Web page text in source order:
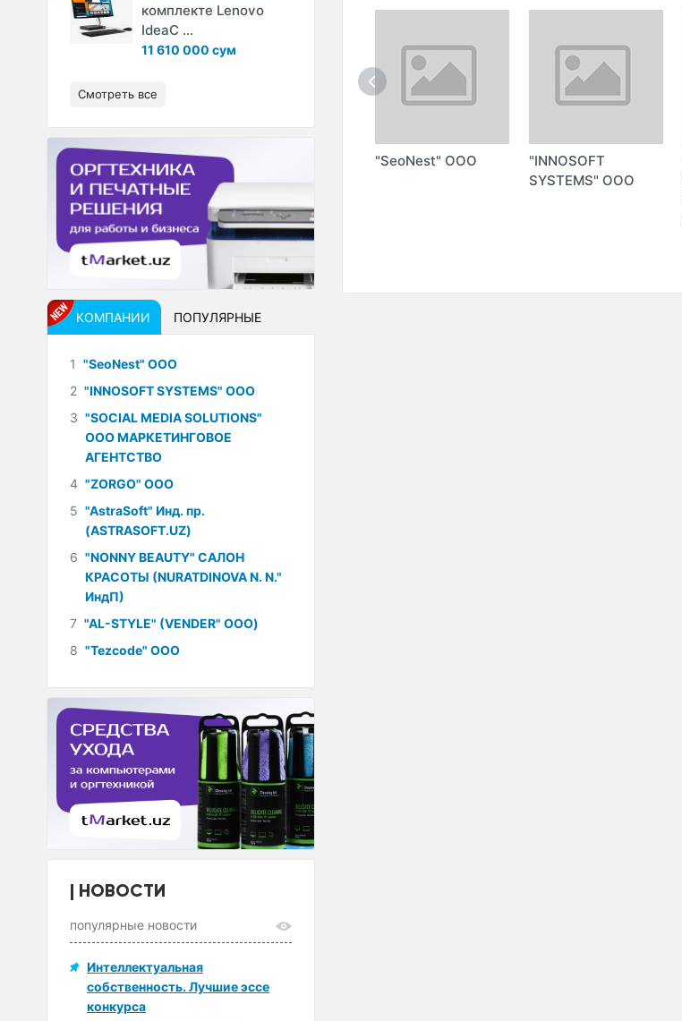
"CELION" (XAVFSIZ
TARMOQ" ООО)
"PROTOUCH"
(PROTOUCH UZ"
"SeoNest" ООО
"INNOSOFT
SYSTEMS" ООО
комплекте Lenovo
IdeaC ...
11 610 000 сум
Смотреть все
КОМПАНИИ ПОПУЛЯРНЫЕ
1 "SeoNest" ООО
2 "INNOSOFT SYSTEMS" ООО
3 "SOCIAL MEDIA SOLUTIONS"
ООО МАРКЕТИНГОВОЕ
АГЕНТСТВО
4 "ZORGO" ООО
5 "AstraSoft" Инд. пр.
(ASTRASOFT.UZ)
6 "NONNY BEAUTY" САЛОН
КРАСОТЫ (NURATDINOVA N. N."
ИндП)
7 "AL-STYLE" (VENDER" ООО)
8 "Tezcode" ООО
НОВОСТИ
популярные новости
Интеллектуальная
собственность. Лучшие эссе
конкурса